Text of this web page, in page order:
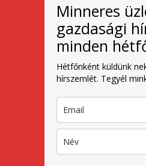
Minneres
gazdasági
minden
Hétfőnként küldünk
hírszemlét. Tegyél